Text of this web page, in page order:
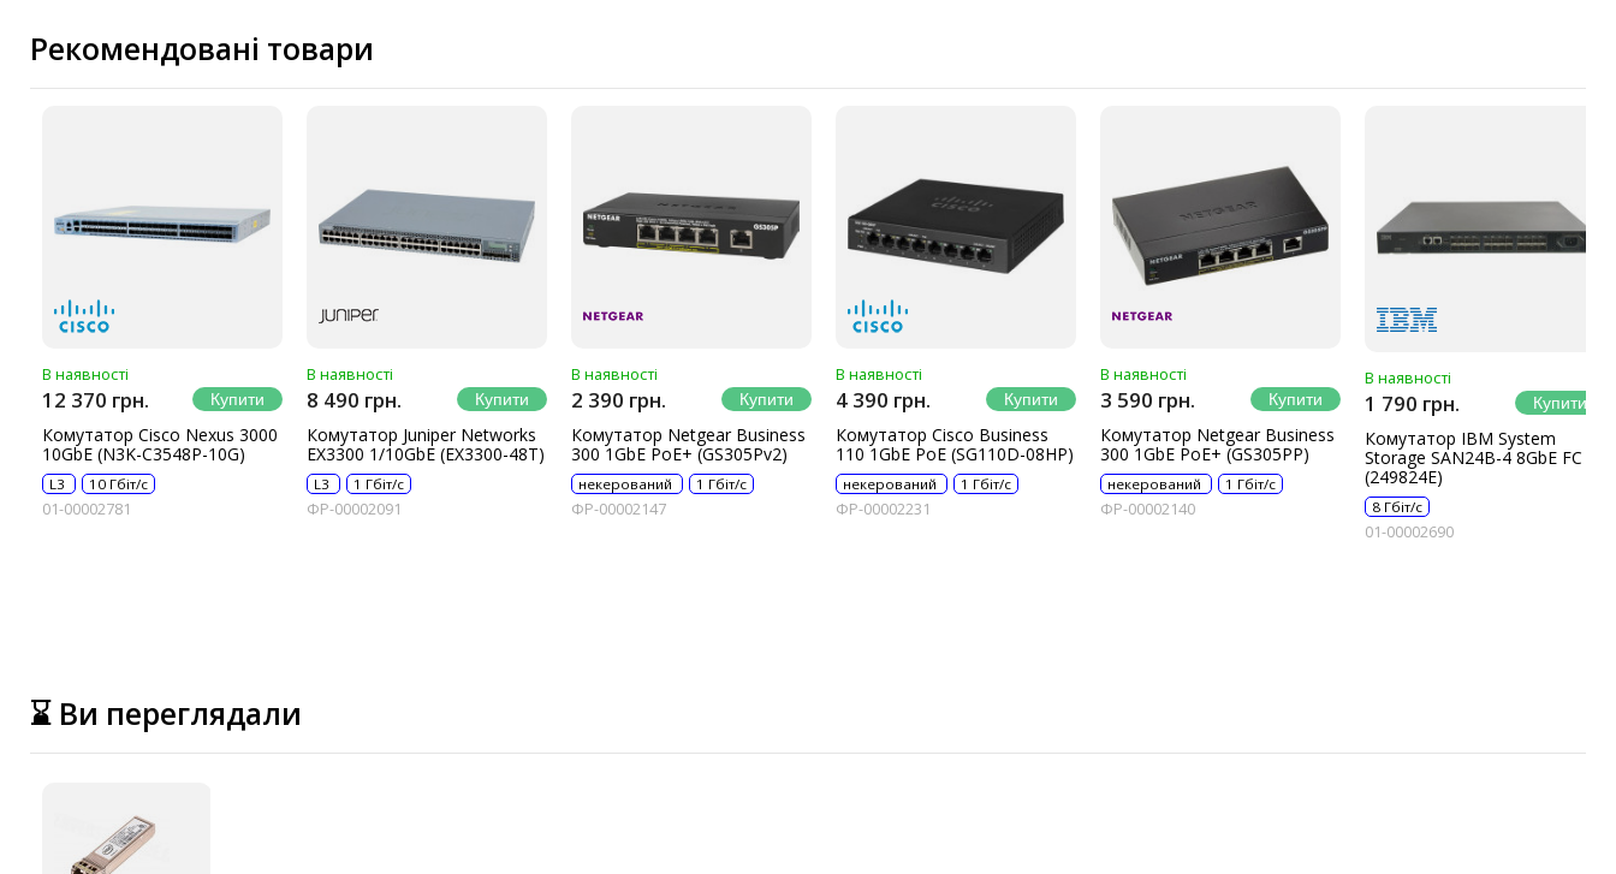
Рекомендовані товари
В наявності
12 370 грн.
Комутатор Cisco Nexus 3000
10GbE (N3K-C3548P-10G)
L3 10 Гбіт/с
01-00002781
В наявності
8 490 грн.
Комутатор Juniper Networks
EX3300 1/10GbE (EX3300-48T)
L3 1 Гбіт/с
ФР-00002091
В наявності
2 390 грн.
Комутатор Netgear Business
300 1GbE PoE+ (GS305Pv2)
некерований 1 Гбіт/с
ФР-00002147
В наявності
4 390 грн.
Комутатор Cisco Business
110 1GbE PoE (SG110D-08HP)
некерований 1 Гбіт/с
ФР-00002231
В наявності
3 590 грн.
Комутатор Netgear Business
300 1GbE PoE+ (GS305PP)
некерований 1 Гбіт/с
ФР-00002140
В наявності
1 790 грн.
Комутатор IBM System
Storage SAN24B-4 8GbE FC
(249824E)
8 Гбіт/с
01-00002690
⌛ Ви переглядали